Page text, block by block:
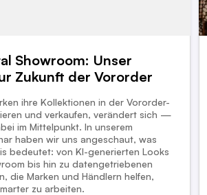
Showroom: Unser
Zukunft der Vororder
ihre Kollektionen in der Vororder-
und verkaufen, verändert sich —
im Mittelpunkt. In unserem
haben wir uns angeschaut, was
bedeutet: von KI-generierten Looks
bis hin zu datengetriebenen
die Marken und Händlern helfen,
zu arbeiten.